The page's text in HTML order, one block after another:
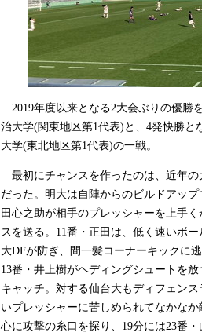
2019年度以来となる2大会ぶりの優勝
治大学(関東地区第1代表)と、4発快勝
大学(東北地区第1代表)の一戦。
最初にチャンスを作ったのは、近年
だった。明大は自陣からのビルドアッ
田心之助が相手のプレッシャーを上手
スを送る。11番・正田は、低く速いボ
大DFが防ぎ、間一髪コーナーキックに
13番・井上樹がヘディングシュートを
キャッチ。対する仙台大もディフェン
いプレッシャーに苦しめられてなかな
心に攻撃の糸口を探り、19分には23番